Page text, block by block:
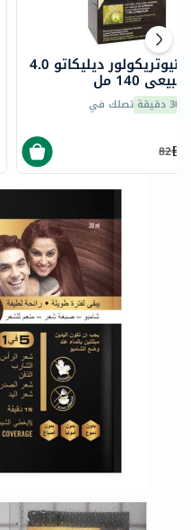
بيوكاب نيوتريكولور ديليكاتو 4.0
140 مل
30 دقيقة تصلك في
82